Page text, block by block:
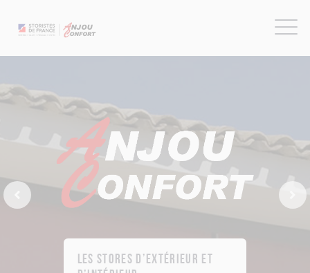
Previous Slide
Les stores d’extérieur et